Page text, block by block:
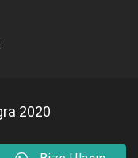
2020